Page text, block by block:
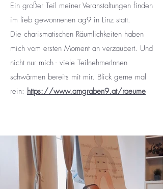
Ein großer Teil meiner Veranstaltungen finden
im lieb gewonnenen ag9 in Linz statt.
Die charismatischen Räumlichkeiten haben
mich vom ersten Moment an verzaubert. Und
nicht nur mich - viele TeilnehmerInnen
schwärmen bereits mit mir. Blick gerne mal
rein: https://www.amgraben9.at/raeume